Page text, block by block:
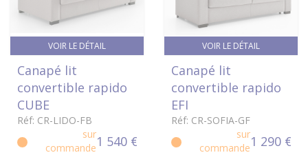
VOIR LE DÉTAIL
Canapé lit
convertible rapido
CUBE
Réf: CR-LIDO-FB
sur
commande1 540 €
VOIR LE DÉTAIL
Canapé lit
convertible rapido
EFI
Réf: CR-SOFIA-GF
sur
commande1 290 €